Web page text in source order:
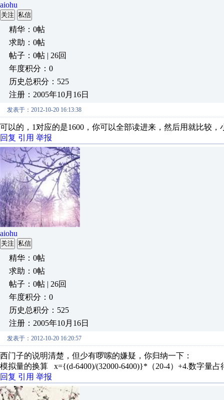
aiohu
关注 私信
精华：0帖
求助：0帖
帖子：0帖 | 26回
年度积分：0
历史总积分：525
注册：2005年10月16日
发表于：2012-10-20 16:13:38
可以的，1对应的是1600，你可以全部读进来，然后用就比较
回复 引用 举报
aiohu
关注 私信
精华：0帖
求助：0帖
帖子：0帖 | 26回
年度积分：0
历史总积分：525
注册：2005年10月16日
发表于：2012-10-20 16:20:57
西门子的说明清楚，但少有啰嗦的嫌疑，你归纳一下：
模拟量的换算 x={(d-6400)/(32000-6400)}*（20-4）+4.数字量
回复 引用 举报